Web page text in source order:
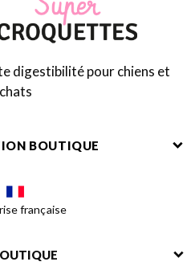
digestibilité pour chiens et
chats
BOUTIQUE
française